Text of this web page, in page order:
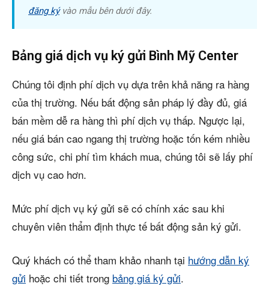
đăng kývào mẫu bên dưới đây.
Bảng giá dịch vụ ký gửi Bình Mỹ Center
Chúng tôi định phí dịch vụ dựa trên khả năng ra hàng
của thị trường. Nếu bất động sản pháp lý đầy đủ, giá
bán mềm dễ ra hàng thì phí dịch vụ thấp. Ngược lại,
nếu giá bán cao ngang thị trường hoặc tốn kém nhiều
công sức, chi phí tìm khách mua, chúng tôi sẽ lấy phí
dịch vụ cao hơn.
Mức phí dịch vụ ký gửi sẽ có chính xác sau khi
chuyên viên thẩm định thực tế bất động sản ký gửi.
Quý khách có thể tham khảo nhanh tại hướng dẫn ký
gửi hoặc chi tiết trong bảng giá ký gửi.